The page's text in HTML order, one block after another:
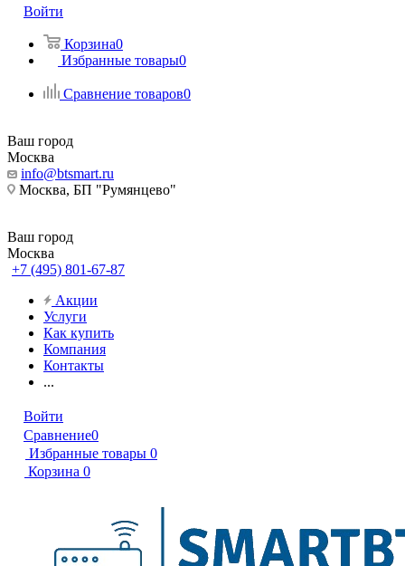
Войти
Корзина0
Избранные товары0
Сравнение товаров0
Ваш город
Москва
info@btsmart.ru
Москва, БП "Румянцево"
Ваш город
Москва
+7 (495) 801-67-87
Акции
Услуги
Как купить
Компания
Контакты
...
Войти
Сравнение0
Избранные товары 0
Корзина 0